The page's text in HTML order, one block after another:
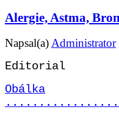
Alergie, Astma,
Napsal(a) Administrator
Editorial
Obálka